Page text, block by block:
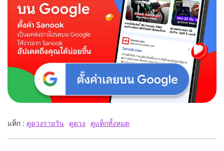
แท็ก : ดูดวงรายวัน ดูดวง ดูแท็กทั้งหมด